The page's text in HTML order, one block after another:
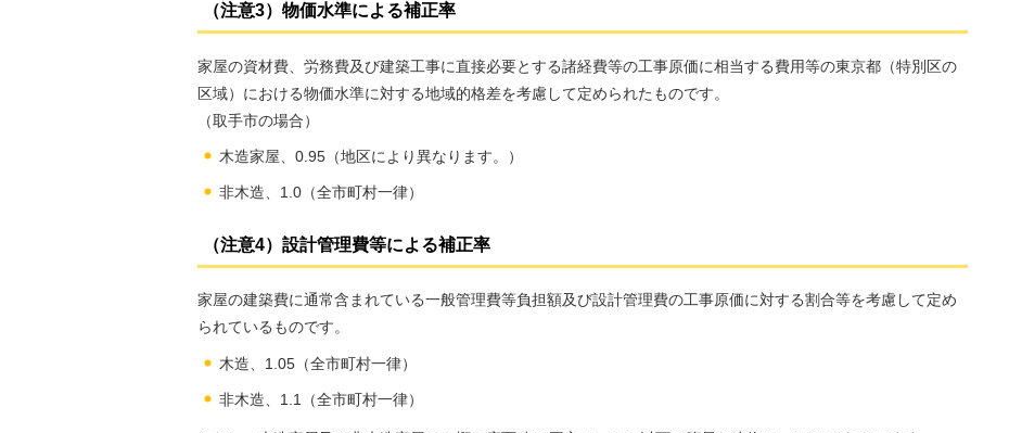
（注意3）物価水準による補正率
家屋の資材費、労務費及び建築工事に直接必要とする諸経費等の工事原価に相当する費用等の東京都（特別区の
区域）における物価水準に対する地域的格差を考慮して定められたものです。
（取手市の場合）
木造家屋、0.95（地区により異なります。）
非木造、1.0（全市町村一律）
（注意4）設計管理費等による補正率
家屋の建築費に通常含まれている一般管理費等負担額及び設計管理費の工事原価に対する割合等を考慮して定め
られているものです。
木造、1.05（全市町村一律）
非木造、1.1（全市町村一律）